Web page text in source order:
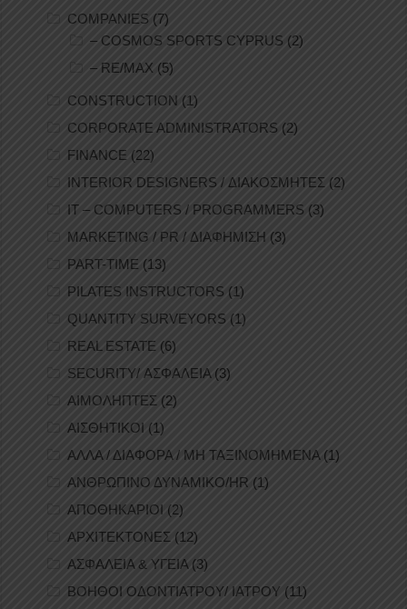
COMPANIES (7)
– COSMOS SPORTS CYPRUS (2)
– RE/MAX (5)
CONSTRUCTION (1)
CORPORATE ADMINISTRATORS (2)
FINANCE (22)
INTERIOR DESIGNERS / ΔΙΑΚΟΣΜΗΤΕΣ (2)
IT – COMPUTERS / PROGRAMMERS (3)
MARKETING / PR / ΔΙΑΦΗΜΙΣΗ (3)
PART-TIME (13)
PILATES INSTRUCTORS (1)
QUANTITY SURVEYORS (1)
REAL ESTATE (6)
SECURITY/ ΑΣΦΑΛΕΙΑ(3)
ΑΙΜΟΛΗΠΤΕΣ (2)
ΑΙΣΘΗΤΙΚΟΙ (1)
ΑΛΛΑ / ΔΙΑΦΟΡΑ / ΜΗ ΤΑΞΙΝΟΜΗΜΕΝΑ(1)
ΑΝΘΡΩΠΙΝΟ ΔΥΝΑΜΙΚΟ/HR (1)
ΑΠΟΘΗΚΑΡΙΟΙ (2)
ΑΡΧΙΤΕΚΤΟΝΕΣ (12)
ΑΣΦΑΛΕΙΑ & ΥΓΕΙΑ(3)
ΒΟΗΘΟΙ ΟΔΟΝΤΙΑΤΡΟΥ/ ΙΑΤΡΟΥ (11)